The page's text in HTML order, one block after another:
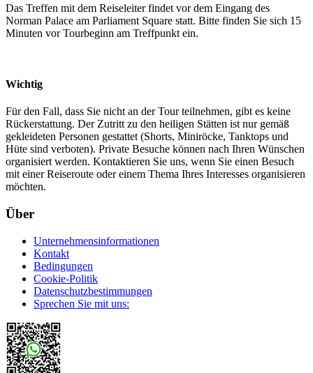
Das Treffen mit dem Reiseleiter findet vor dem Eingang des
Norman Palace am Parliament Square statt. Bitte finden Sie sich 15
Minuten vor Tourbeginn am Treffpunkt ein.
Wichtig
Für den Fall, dass Sie nicht an der Tour teilnehmen, gibt es keine
Rückerstattung. Der Zutritt zu den heiligen Stätten ist nur gemäß
gekleideten Personen gestattet (Shorts, Miniröcke, Tanktops und
Hüte sind verboten). Private Besuche können nach Ihren Wünschen
organisiert werden. Kontaktieren Sie uns, wenn Sie einen Besuch
mit einer Reiseroute oder einem Thema Ihres Interesses organisieren
möchten.
Über
Unternehmensinformationen
Kontakt
Bedingungen
Cookie-Politik
Datenschutzbestimmungen
Sprechen Sie mit uns: